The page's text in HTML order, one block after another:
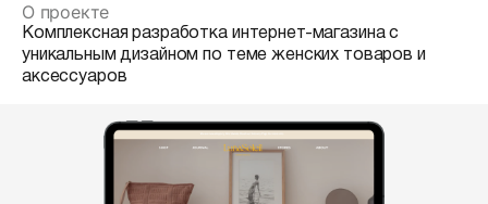
О проекте
Комплексная разработка интернет-магазина с
уникальным дизайном по теме женских товаров и
аксессуаров